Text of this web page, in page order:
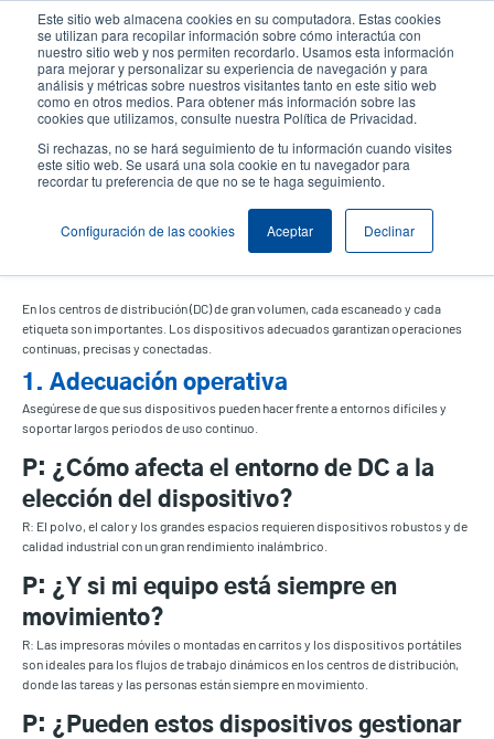
Este sitio web almacena cookies en su computadora. Estas cookies
se utilizan para recopilar información sobre cómo interactúa con
nuestro sitio web y nos permiten recordarlo. Usamos esta información
para mejorar y personalizar su experiencia de navegación y para
análisis y métricas sobre nuestros visitantes tanto en este sitio web
como en otros medios. Para obtener más información sobre las
cookies que utilizamos, consulte nuestra Política de Privacidad.
Si rechazas, no se hará seguimiento de tu información cuando visites
este sitio web. Se usará una sola cookie en tu navegador para
recordar tu preferencia de que no se te haga seguimiento.
Configuración de las cookies Aceptar Declinar
contenido
principal
User
account
menu
User
Header Selector de productos
Elegir los dispositivos adecuados
- Centros de distribución
En los centros de distribución (DC) de gran volumen, cada escaneado y cada
etiqueta son importantes. Los dispositivos adecuados garantizan operaciones
continuas, precisas y conectadas.
1. Adecuación operativa
Asegúrese de que sus dispositivos pueden hacer frente a entornos difíciles y
soportar largos periodos de uso continuo.
P: ¿Cómo afecta el entorno de DC a la
elección del dispositivo?
R: El polvo, el calor y los grandes espacios requieren dispositivos robustos y de
calidad industrial con un gran rendimiento inalámbrico.
P: ¿Y si mi equipo está siempre en
movimiento?
R: Las impresoras móviles o montadas en carritos y los dispositivos portátiles
son ideales para los flujos de trabajo dinámicos en los centros de distribución,
donde las tareas y las personas están siempre en movimiento.
P: ¿Pueden estos dispositivos gestionar